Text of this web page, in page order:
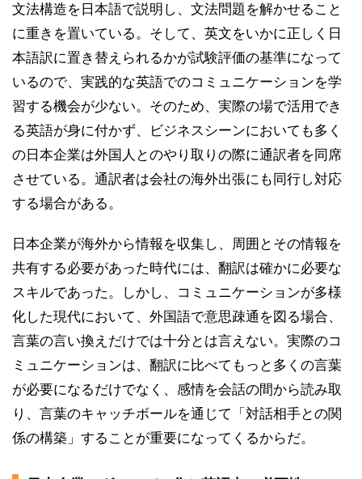
文法構造を日本語で説明し、文法問題を解かせること
に重きを置いている。そして、英文をいかに正しく日
本語訳に置き替えられるかが試験評価の基準になって
いるので、実践的な英語でのコミュニケーションを学
習する機会が少ない。そのため、実際の場で活用でき
る英語が身に付かず、ビジネスシーンにおいても多く
の日本企業は外国人とのやり取りの際に通訳者を同席
させている。通訳者は会社の海外出張にも同行し対応
する場合がある。
日本企業が海外から情報を収集し、周囲とその情報を
共有する必要があった時代には、翻訳は確かに必要な
スキルであった。しかし、コミュニケーションが多様
化した現代において、外国語で意思疎通を図る場合、
言葉の言い換えだけでは十分とは言えない。実際のコ
ミュニケーションは、翻訳に比べてもっと多くの言葉
が必要になるだけでなく、感情を会話の間から読み取
り、言葉のキャッチボールを通じて「対話相手との関
係の構築」することが重要になってくるからだ。